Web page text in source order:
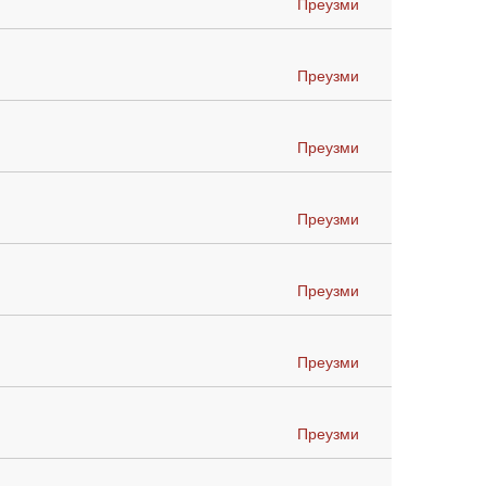
Преузми
Преузми
Преузми
Преузми
Преузми
Преузми